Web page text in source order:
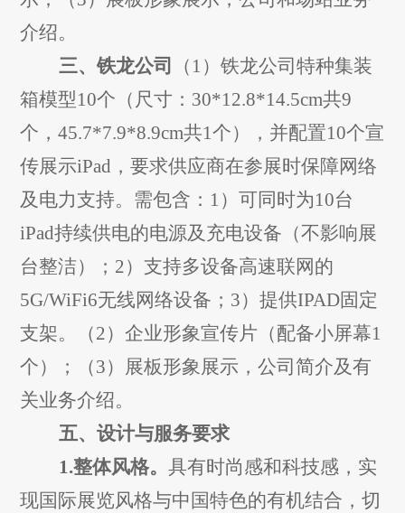
介绍。
三、铁龙公司
（ 1 ） 铁龙公司特种集装
箱模型10个（尺寸： 30*12.8*14.5cm共9
个， 45.7*7.9*8.9cm共1个），并配置10个宣
传展示iPad ，要求供应商在参展时保障网络
及电力支持。需包含： 1 ）可同时为10台
iPad持续供电的电源及充电设备 （不影响展
台整洁）
； 2）支持多设备高速联网的
5G/WiFi6无线网络设备； 3）提供IPAD固定
支架。（2）企业形象宣传片（配备小屏幕1
个）
；（3）展板形象展示， 公司简介及有
关业务介绍。
五、设计与服务要求
1.整体风格。 具有时尚感和科技感，实
现国际展览风格与中国特色的有机结合，切